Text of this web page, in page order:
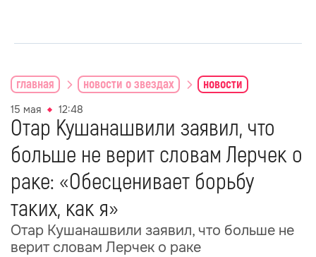
главная новости о звездах новости
15 мая 12:48
Отар Кушанашвили заявил, что
больше не верит словам Лерчек о
раке: «Обесценивает борьбу
таких, как я»
Отар Кушанашвили заявил, что больше не
верит словам Лерчек о раке